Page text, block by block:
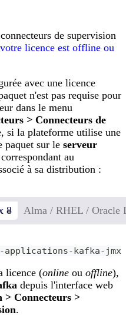
de supervision
licence est offline ou
avec une licence
n'est pas requise pour
dans le menu
> Connecteurs de
si la plateforme utilise une
paquet sur le serveur
au
à sa distribution :
8 Alma / RHEL / Oracle
applications-kafka-jmx
licence (online ou offline),
depuis l'interface web
Connecteurs >
.